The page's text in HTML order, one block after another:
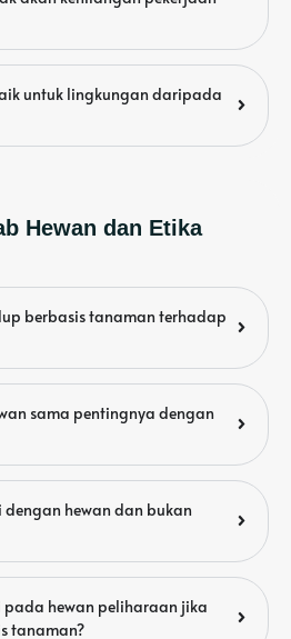
untuk lingkungan daripada
Hewan dan Etika
berbasis tanaman terhadap
sama pentingnya dengan
hewan dan bukan
hewan peliharaan jika
tanaman?